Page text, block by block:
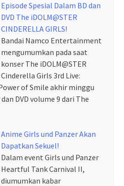
Episode Spesial Dalam BD dan
DVD The iDOLM@STER
CINDERELLA GIRLS!
Bandai Namco Entertainment
mengumumkan pada saat
konser The iDOLM@STER
Cinderella Girls 3rd Live:
of Smile akhir minggu
DVD volume 9 dari The
Anime Girls und Panzer Akan
Dapatkan Sekuel!
Dalam event Girls und Panzer
Heartful Tank Carnival II,
diumumkan kabar